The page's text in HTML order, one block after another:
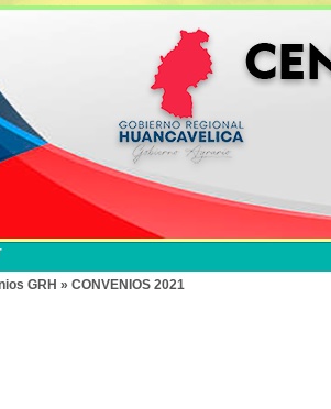
GRH » CONVENIOS 2021